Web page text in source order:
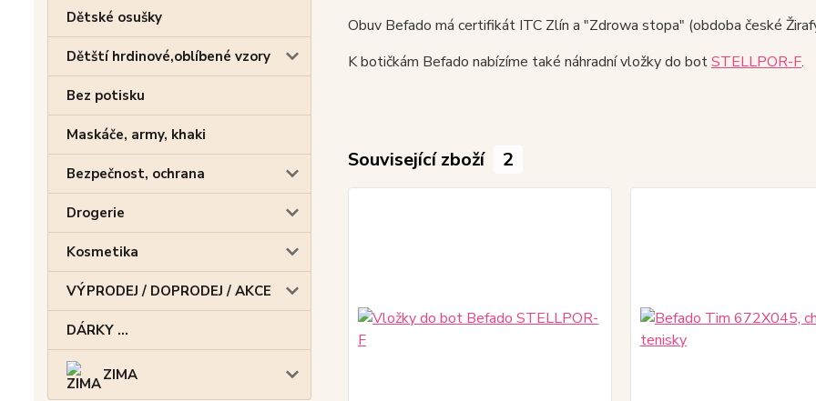
Dětské osušky
Dětští hrdinové,oblíbené vzory
Bez potisku
Maskáče, army, khaki
Bezpečnost, ochrana
Drogerie
Kosmetika
VÝPRODEJ / DOPRODEJ / AKCE
DÁRKY ...
ZIMA
Obuv Befado má certifikát ITC Zlín a "Zdrowa stopa" (obdoba české
K botičkám Befado nabízíme také náhradní vložky do botSTELLPOR-F.
Související zboží 2